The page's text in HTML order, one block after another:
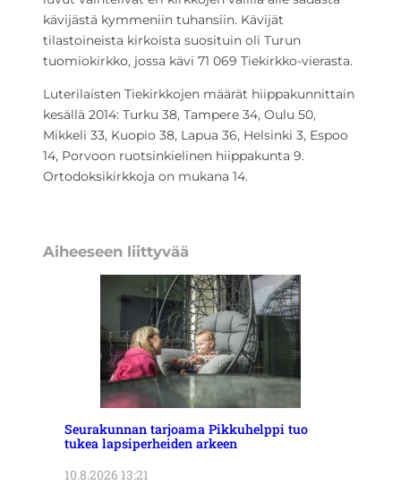
kävijästä kymmeniin tuhansiin. Kävijät
tilastoineista kirkoista suosituin oli Turun
tuomiokirkko, jossa kävi 71 069 Tiekirkko-vierasta.
Luterilaisten Tiekirkkojen määrät hiippakunnittain
kesällä 2014: Turku 38, Tampere 34, Oulu 50,
Mikkeli 33, Kuopio 38, Lapua 36, Helsinki 3, Espoo
14, Porvoon ruotsinkielinen hiippakunta 9.
Ortodoksikirkkoja on mukana 14.
Aiheeseen liittyvää
Seurakunnan tarjoama Pikkuhelppi tuo
tukea lapsiperheiden arkeen
10.8.2026 13:21